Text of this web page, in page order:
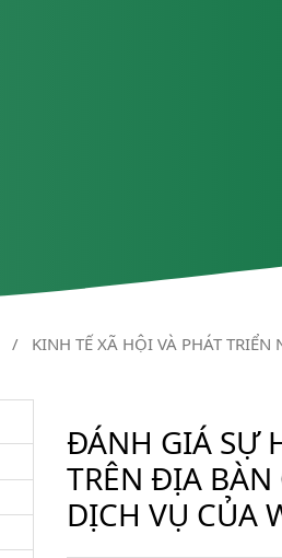
/ KINH TẾ XÃ HỘI VÀ PHÁT TRIỂN
ĐÁNH GIÁ SỰ
TRÊN ĐỊA BÀN
DỊCH VỤ CỦA